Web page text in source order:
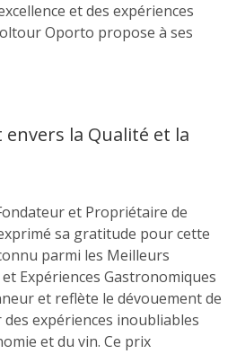
et des expériences
Oporto propose à ses
la Qualité et la
et Propriétaire de
sa gratitude pour cette
parmi les Meilleurs
Expériences Gastronomiques
et reflète le dévouement de
expériences inoubliables
et du vin. Ce prix